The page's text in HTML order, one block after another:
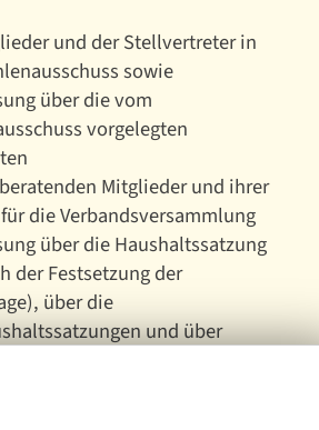
und der Stellvertreter in
sowie
über die vom
vorgelegten
Mitglieder und ihrer
die Verbandsversammlung
über die Haushaltssatzung
der Festsetzung der
über die
und über